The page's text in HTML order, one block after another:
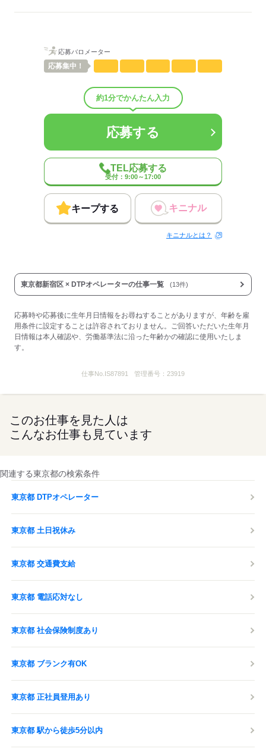
マスコミ関連
応募する
給与例
42,000円（20時間相当を含む）超過分別途支給
待遇・
数カ月で転換の実績あり ・雇用形態：正社員 ・
社会保険完備 ・退職金制度：なし ・休日休暇：
（年間休日127日） ・給与：月給30万円～（固定
残業代含む） ・固定残業代：月給の内、42,000
円（20時間相当を含む） ・超過分別途支給 ・昇
給あり、賞与あり ・交通費：全額支給 ・勤務時
間：派遣就業時と同様
応募する
応募バロメーター
応募集中！
約1分でかんたん入力
応募する
TEL応募する
受付：9:00～17:00
キープする キニナル
キニナルとは？
東京都新宿区 × DTPオペレーターの仕事一覧 (13件)
応募時や応募後に生年月日情報をお尋ねすることがありますが、年齢を雇
用条件に設定することは許容されておりません。ご回答いただいた生年月
日情報は本人確認や、労働基準法に沿った年齢かの確認に使用いたしま
す。
仕事No. IS87891 管理番号： 23919
このお仕事を見た人は
こんなお仕事も見ています
関連する東京都の検索条件
東京都 DTPオペレーター
東京都 土日祝休み
東京都 交通費支給
東京都 電話応対なし
東京都 社会保険制度あり
東京都 ブランク有OK
東京都 正社員登用あり
東京都 駅から徒歩5分以内